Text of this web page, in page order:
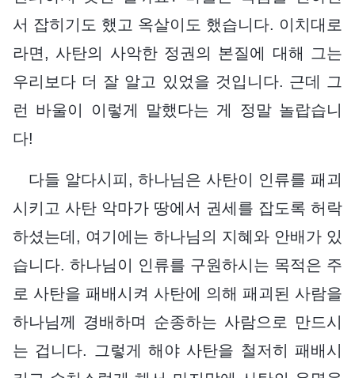
서 잡히기도 했고 옥살이도 했습니다. 이치대로
라면, 사탄의 사악한 정권의 본질에 대해 그는
우리보다 더 잘 알고 있었을 것입니다. 근데 그
런 바울이 이렇게 말했다는 게 정말 놀랍습니
다!
다들 알다시피, 하나님은 사탄이 인류를 패괴
시키고 사탄 악마가 땅에서 권세를 잡도록 허락
하셨는데, 여기에는 하나님의 지혜와 안배가 있
습니다. 하나님이 인류를 구원하시는 목적은 주
로 사탄을 패배시켜 사탄에 의해 패괴된 사람을
하나님께 경배하며 순종하는 사람으로 만드시
는 겁니다. 그렇게 해야 사탄을 철저히 패배시